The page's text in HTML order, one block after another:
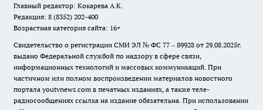
Главный редактор: Кокарева А.К.
Редакция: 8 (8352) 202-400
Возрастная категория сайта: 16+
Свидетельство о регистрации СМИ ЭЛ № ФС 77 – 89928 от 29.08.2025г.
выдано Федеральной службой по надзору в сфере связи,
информационных технологий и массовых коммуникаций. При
частичном или полном воспроизведении материалов новостного
портала youtvnews.com в печатных изданиях, а также теле-
радиосообщениях ссылка на издание обязательна. При использовании